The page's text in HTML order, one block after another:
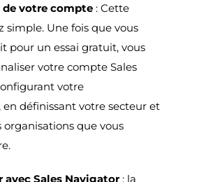
votre compte : Cette
simple. Une fois que vous
pour un essai gratuit, vous
votre compte Sales
votre
définissant votre secteur et
que vous
avec Sales Navigator: la